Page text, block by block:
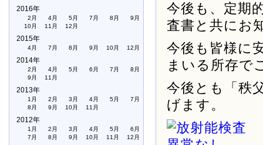
2016年
2月 4月 5月 7月 8月
9月
10月
11月 12月
2015年
4月 7月 8月 9月 10月 12月
2014年
2月 4月 5月 6月 7月
8月
9月
11月
2013年
1月 2月 3月 4月 5月
7月
8月
9月 10月 11月
2012年
1月 2月 3月 4月 5月
6月
7月
8月 9月 10月 11月 12月
今後も、定期
査書と共にお
今後も皆様に
まいる所存で
今後とも「秩
げます。